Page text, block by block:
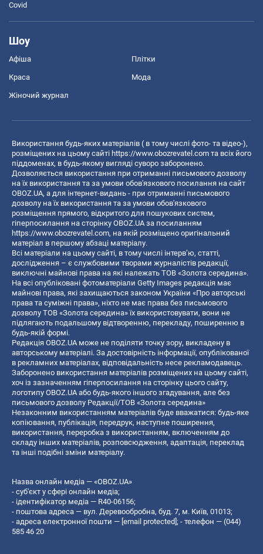
Covid
Шоу
Афіша Плітки
Краса Мода
Жіночий журнал
Використання будь-яких матеріалів ( в тому числі фото- та відео-),
розміщених на цьому сайті https://www.obozrevatel.com та всіх його
піддоменах, в будь-якому вигляді суворо заборонено.
Дозволяється використання при отриманні письмового дозволу
на їх використання та за умови обов'язкового посилання на сайт
OBOZ.UA, а для інтернет-видань - при отриманні письмового
дозволу на їх використання та за умови обов'язкового
розміщення прямого, відкритого для пошукових систем,
гіперпосилання на сторінку OBOZ.UA за посиланням
https://www.obozrevatel.com, на якій розміщено оригінальний
матеріал в першому абзаці матеріалу.
Всі матеріали на цьому сайті, в тому числі інтерв’ю, статті,
дослідження – є службовими творами журналістів редакції,
виключні майнові права на які належать ТОВ «Золота середина».
На всі опубліковані фотоматеріали Getty Images редакція має
майнові права, які захищаються законом України «Про авторські
права та суміжні права», ніхто не має права без письмового
дозволу ТОВ «Золота середина» їх використовувати, вони не
підлягають подальшому відтворенню, перекладу, поширенню в
будь-якій формі.
Редакція OBOZ.UA може не поділяти точку зору, викладену в
авторському матеріалі. За достовірність інформації, опублікованої
в рекламних матеріалах, відповідальність несе рекламодавець.
Заборонено використання матеріалів розміщених на цьому сайті,
хоч із зазначенням гіперпосилання на сторінку цього сайту,
логотипу OBOZ.UA або будь-якого іншого згадування, але без
письмового дозволу Редакції/ТОВ «Золота середина»
Незаконним використанням матеріалів буде вважатися: будь-яке
копiювання, публiкацiя, передрук, наступне поширення,
використання, переробка з використанням, включенням до
складу інших матеріалів, розповсюдження, адаптація, переклад
та інші подібні зміни матеріалу.
Назва онлайн медіа — «OBOZ.UA»
- суб'єкт у сфері онлайн медіа;
- ідентифікатор медіа — R40-06156;
- поштова адреса — вул. Деревообробна, буд. 7, м. Київ, 01013;
- адреса електронної пошти — [email protected] ; - телефон — (044)
585 46 20